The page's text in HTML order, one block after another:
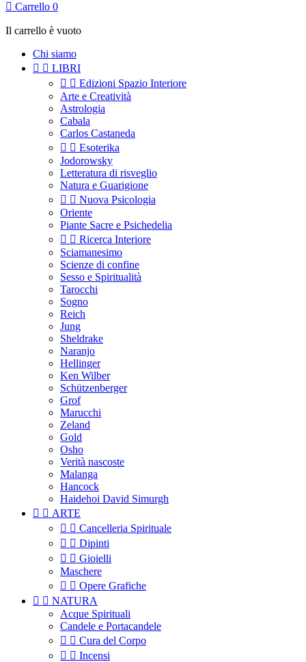
 Carrello 0
Il carrello è vuoto
Chi siamo
  LIBRI
  Edizioni Spazio Interiore
Arte e Creatività
Astrologia
Cabala
Carlos Castaneda
  Esoterika
Jodorowsky
Letteratura di risveglio
Natura e Guarigione
  Nuova Psicologia
Oriente
Piante Sacre e Psichedelia
  Ricerca Interiore
Sciamanesimo
Scienze di confine
Sesso e Spiritualità
Tarocchi
Sogno
Reich
Jung
Sheldrake
Naranjo
Hellinger
Ken Wilber
Schützenberger
Grof
Marucchi
Zeland
Gold
Osho
Verità nascoste
Malanga
Hancock
Haidehoi David Simurgh
  ARTE
  Cancelleria Spirituale
  Dipinti
  Gioielli
Maschere
  Opere Grafiche
  NATURA
Acque Spirituali
Candele e Portacandele
  Cura del Corpo
  Incensi